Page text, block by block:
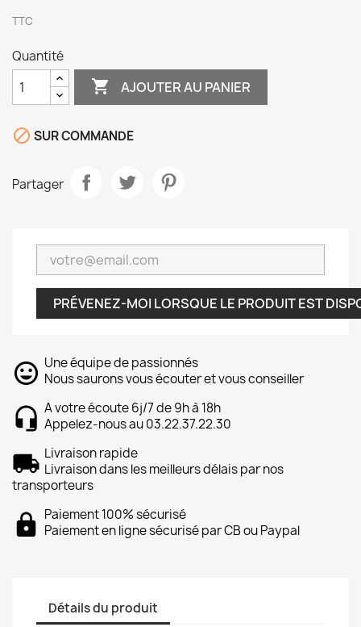
TTC
Quantité
 AJOUTER AU PANIER
 SUR COMMANDE
Partager
PRÉVENEZ-MOI LORSQUE LE PRODUIT EST
Une équipe de passionnés
Nous saurons vous écouter et vous conseiller
A votre écoute 6j/7 de 9h à 18h
Appelez-nous au 03.22.37.22.30
Livraison rapide
Livraison dans les meilleurs délais par nos
transporteurs
Paiement 100% sécurisé
Paiement en ligne sécurisé par CB ou Paypal
Détails du produit